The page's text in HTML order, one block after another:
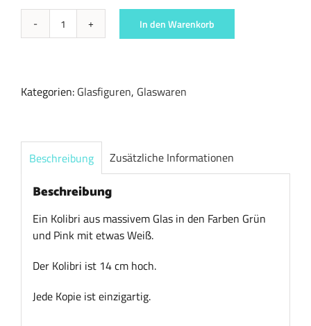
Glas
In den Warenkorb
Kategorien: Glasfiguren, Glaswaren
Beschreibung Zusätzliche Informationen
Beschreibung
Ein Kolibri aus massivem Glas in den Farben Grün
und Pink mit etwas Weiß.
Der Kolibri ist 14 cm hoch.
Jede Kopie ist einzigartig.